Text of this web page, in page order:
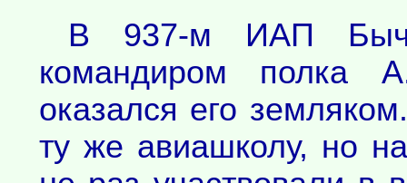
В 937-м ИАП
командиром полка
оказался его
ту же авиашколу, но